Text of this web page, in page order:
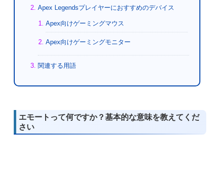
Apex Legendsプレイヤーにおすすめのデバイス
Apex向けゲーミングマウス
Apex向けゲーミングモニター
関連する用語
エモートって何ですか？基本的な意味を教えてくだ
さい